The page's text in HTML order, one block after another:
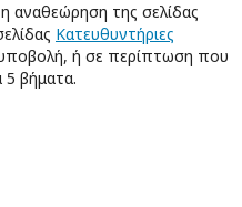
αναθεώρηση της σελίδας
Κατευθυντήριες
ή σε περίπτωση που
5 βήματα.